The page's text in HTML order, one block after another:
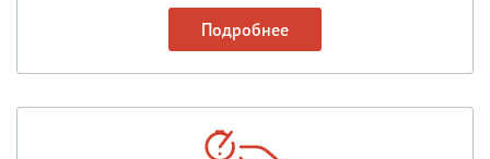
Подробнее